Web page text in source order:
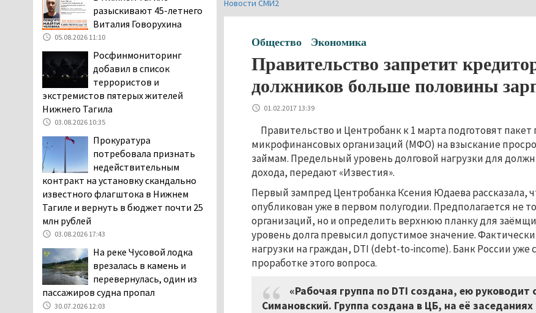
Новости СМИ2
Общество Экономика
Правительство запретит
должников больше половины
01.02.2017 13:39
Правительство и Центробанк к 1 марта подготовят
микрофинансовых организаций (МФО) на взыскание
займам. Предельный уровень долговой нагрузки для
дохода, передают «Известия».
Первый зампред Центробанка Ксения Юдаева рассказала,
опубликован уже в первом полугодии. Предполагается не
организаций, но и определить верхнюю планку для
уровень долга превысил допустимое значение.
нагрузки на граждан, DTI (debt-to-income). Банк России
проработке этого вопроса.
«Рабочая группа по DTI создана, ею руководит
Симановский. Группа создана в ЦБ, на её
рублей
05.08.2026 10:58
Жителей центра Нижнего
оповещения о
заложенной бомбе
04.08.2026 17:57
«Выезжать на круговое
движение здесь очень
надо пропускать, почти не видно».
Тагильчане пожаловались на плохой
обзор из-за высокой травы у дороги
на перекрёстке улиц Серова и
Первомайской
04.08.2026 16:53
Отлавливать собак в
«дорожники»
04.08.2026 15:26
На фоне острой нехватки
полицейских в Нижнем
разыскивают 45-летнего
Виталия Говорухина
05.08.2026 11:10
Росфинмониторинг
добавил в список
террористов и
экстремистов пятерых жителей
Нижнего Тагила
03.08.2026 10:35
Прокуратура
потребовала признать
недействительным
контракт на установку скандально
известного флагштока в Нижнем
Тагиле и вернуть в бюджет почти 25
млн рублей
03.08.2026 17:43
На реке Чусовой лодка
врезалась в камень и
перевернулась, один из
пассажиров судна пропал
30.07.2026 12:03